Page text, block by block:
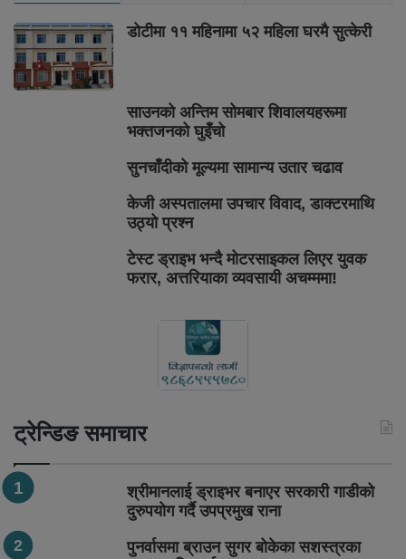
डोटीमा ११ महिनामा ५२ महिला घरमै सुत्केरी
साउनको अन्तिम सोमबार शिवालयहरूमा
भक्तजनको घुइँचो
सुनचाँदीको मूल्यमा सामान्य उतार चढाव
केजी अस्पतालमा उपचार विवाद, डाक्टरमाथि
उठ्यो प्रश्न
टेस्ट ड्राइभ भन्दै मोटरसाइकल लिएर युवक
फरार, अत्तरियाका व्यवसायी अचम्ममा!
ट्रेन्डिङ समाचार
श्रीमानलाई ड्राइभर बनाएर सरकारी गाडीको
दुरुपयोग गर्दै उपप्रमुख राना
पुनर्वासमा ब्राउन सुगर बोकेका सशस्त्रका